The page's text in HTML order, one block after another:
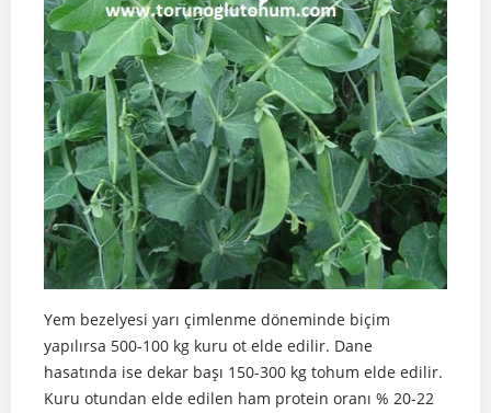
Yem bezelyesi yarı çimlenme döneminde biçim
yapılırsa 500-100 kg kuru ot elde edilir. Dane
hasatında ise dekar başı 150-300 kg tohum elde edilir.
Kuru otundan elde edilen ham protein oranı % 20-22